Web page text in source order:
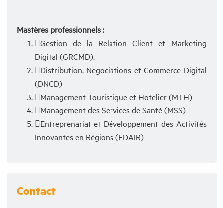
Mastères professionnels :
Gestion de la Relation Client et Marketing
Digital (GRCMD).
Distribution, Negociations et Commerce Digital
(DNCD)
Management Touristique et Hotelier (MTH)
Management des Services de Santé (MSS)
Entreprenariat et Développement des Activités
Innovantes en Régions (EDAIR)
Contact